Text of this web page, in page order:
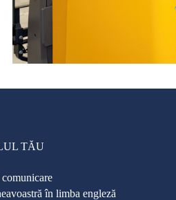
TĂU
în limba engleză